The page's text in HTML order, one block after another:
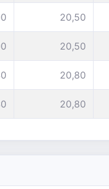
20,50
20,50
20,80
20,80